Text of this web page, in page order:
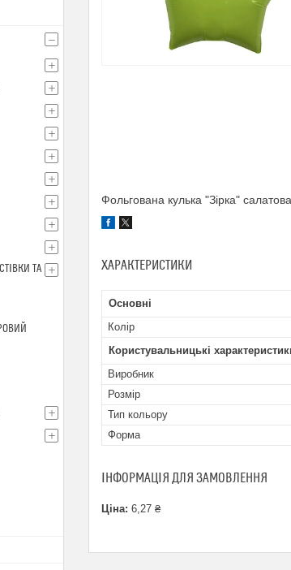
Фольгована кулька "Зірка"
ХАРАКТЕРИСТИКИ
Основні
Колір
Користувальницькі
Виробник
Розмір
Тип кольору
Форма
ІНФОРМАЦІЯ ДЛЯ ЗАМОВЛЕННЯ
Ціна: 6,27 ₴
ТА